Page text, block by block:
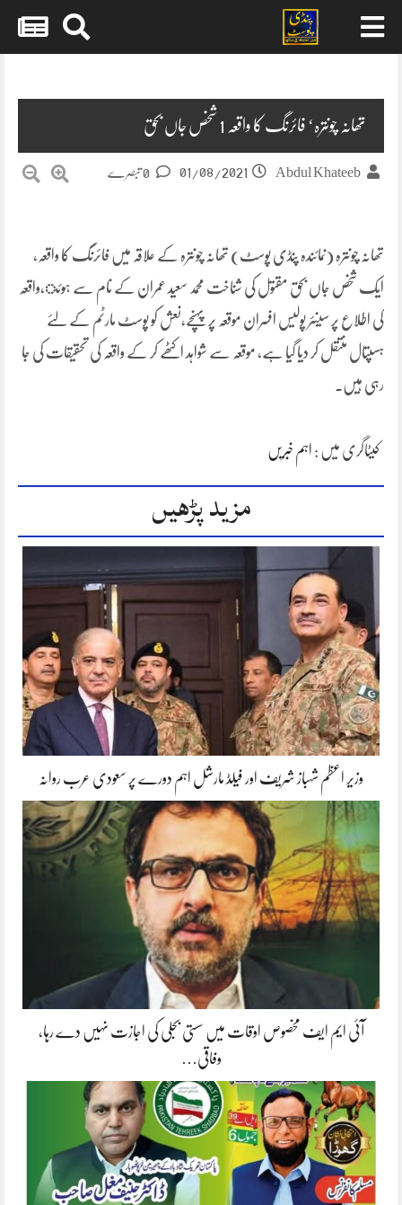
تھانہ چونترہ‘ فائرنگ کا واقعہ 1 شخص جاں بحق
Abdul Khateeb
01/08/2021
تھانہ چونترہ (نمائندہ پنڈی پوسٹ) تھانہ چونترہ کے علاقہ میں فائرنگ کا واقعہ،
ایک شخص جاں بحق مقتول کی شناخت محمد سعید عمران کے نام سے ہوئ،واقعہ
کی اطلاع پر سینئر پولیس افسران موقعہ پر پہنچے،نعش کو پوسٹ مارٹم کے لئے
ہسپتال منتقل کر دیا گیا ہے، موقعہ سے شواہد اکٹھے کر کے واقعہ کی تحقیقات کی جا
رہی ہیں۔
کیٹاگری میں : اہم خبریں
مزید پڑھیں
وزیر اعظم شہباز شریف اور فیلڈ مارشل اہم دورے پر سعودی عرب روانہ
آئی ایم ایف مخصوص اوقات میں سستی بجلی کی اجازت نہیں دے رہا،
وفاقی…